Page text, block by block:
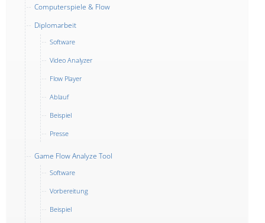
Computerspiele & Flow
Diplomarbeit
Software
Video Analyzer
Flow Player
Ablauf
Beispiel
Presse
Game Flow Analyze Tool
Software
Vorbereitung
Beispiel